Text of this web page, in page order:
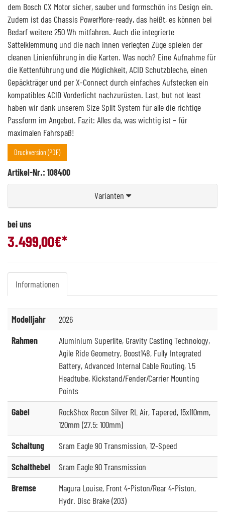
dem Bosch CX Motor sicher, sauber und formschön ins Design ein.
Zudem ist das Chassis PowerMore-ready, das heißt, es können bei
Bedarf weitere 250 Wh mitfahren. Auch die integrierte
Sattelklemmung und die nach innen verlegten Züge spielen der
cleanen Linienführung in die Karten. Was noch? Eine Aufnahme für
die Kettenführung und die Möglichkeit, ACID Schutzbleche, einen
Gepäckträger und per X-Connect durch einfaches Aufstecken ein
kompatibles ACID Vorderlicht nachzurüsten. Last, but not least
haben wir dank unserem Size Split System für alle die richtige
Passform im Angebot. Fazit: Alles da, was wichtig ist – für
maximalen Fahrspaß!
Druckversion (PDF)
Artikel-Nr.: 108400
Varianten
bei uns
3.499,00€*
Informationen
Modelljahr
2026
Rahmen
Aluminium Superlite, Gravity Casting Technology,
Agile Ride Geometry, Boost148, Fully Integrated
Battery, Advanced Internal Cable Routing, 1.5
Headtube, Kickstand/Fender/Carrier Mounting
Points
Gabel
RockShox Recon Silver RL Air, Tapered, 15x110mm,
120mm (27.5: 100mm)
Schaltung
Sram Eagle 90 Transmission, 12-Speed
Schalthebel
Sram Eagle 90 Transmission
Bremse
Magura Louise, Front 4-Piston/Rear 4-Piston,
Hydr. Disc Brake (203)